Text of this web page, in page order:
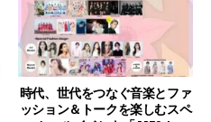
時代、世代をつなぐ音楽とファ
ッション＆トークを楽しむスペ